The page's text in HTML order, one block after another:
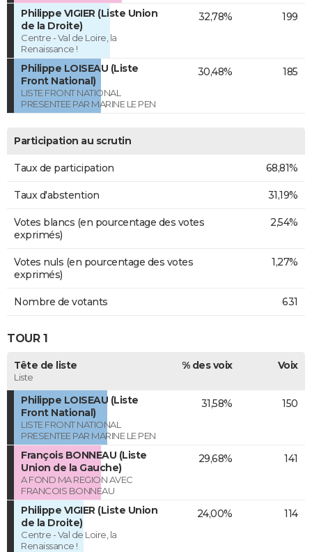
Philippe VIGIER (Liste Union
de la Droite)
Centre - Val de Loire, la
Renaissance !
32,78% 199
Philippe LOISEAU (Liste
Front National)
LISTE FRONT NATIONAL
PRESENTEE PAR MARINE LE PEN
30,48% 185
Participation au scrutin
Taux de participation 68,81%
Taux d'abstention 31,19%
Votes blancs (en pourcentage des votes
exprimés)
2,54%
Votes nuls (en pourcentage des votes
exprimés)
1,27%
Nombre de votants 631
TOUR 1
Tête de liste
Liste
% des voix Voix
Philippe LOISEAU (Liste
Front National)
LISTE FRONT NATIONAL
PRESENTEE PAR MARINE LE PEN
31,58% 150
François BONNEAU (Liste
Union de la Gauche)
A FOND MA REGION AVEC
FRANCOIS BONNEAU
29,68% 141
Philippe VIGIER (Liste Union
de la Droite)
Centre - Val de Loire, la
Renaissance !
24,00% 114